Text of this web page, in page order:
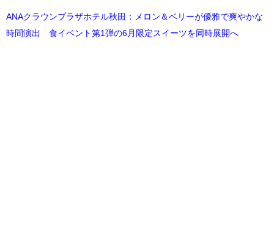
ANAクラウンプラザホテル秋田：メロン＆ベリーが優雅で爽やかな
時間演出 食イベント第1弾の6月限定スイーツを同時展開へ